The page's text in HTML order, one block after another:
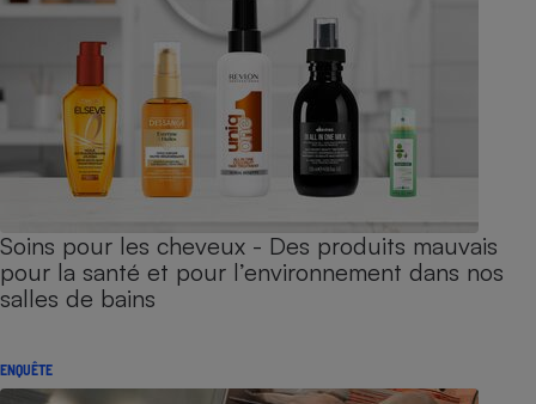
Soins pour les cheveux - Des produits mauvais
pour la santé et pour l’environnement dans nos
salles de bains
ENQUÊTE